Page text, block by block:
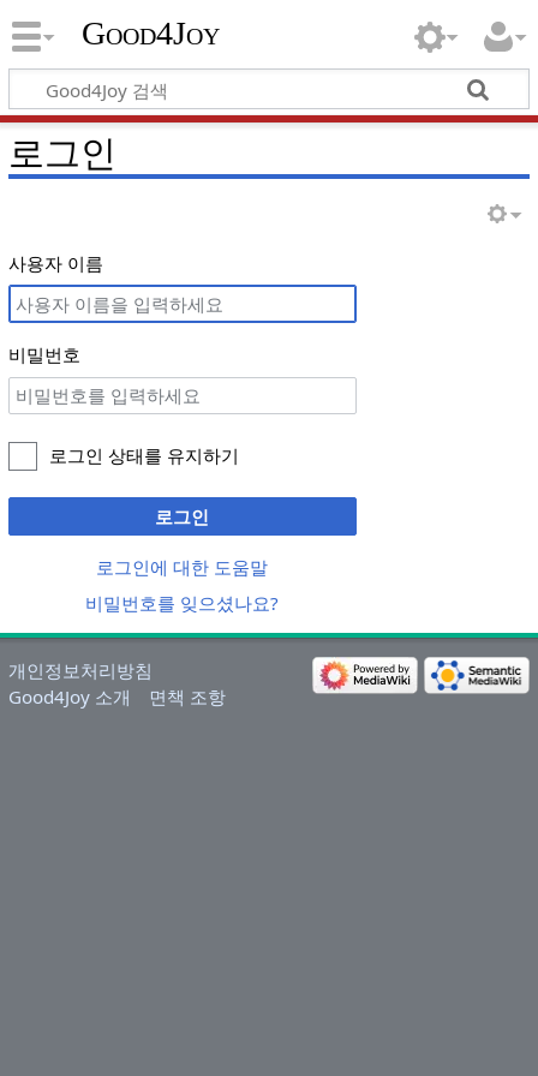
Good4Joy
로그인
사용자 이름
비밀번호
로그인 상태를 유지하기
로그인
로그인에 대한 도움말
비밀번호를 잊으셨나요?
개인정보처리방침
Good4Joy 소개
면책 조항